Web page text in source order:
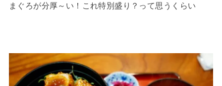
まぐろが分厚～い！これ特別盛り？って思うくらい